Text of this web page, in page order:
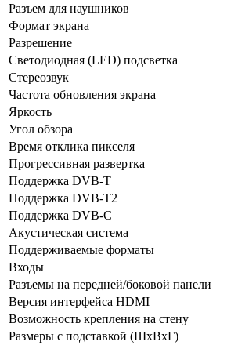
Разъем для наушников
Формат экрана
Разрешение
Светодиодная (LED) подсветка
Стереозвук
Частота обновления экрана
Яркость
Угол обзора
Время отклика пикселя
Прогрессивная развертка
Поддержка DVB-T
Поддержка DVB-T2
Поддержка DVB-C
Акустическая система
Поддерживаемые форматы
Входы
Разъемы на передней/боковой панели
Версия интерфейса HDMI
Возможность крепления на стену
Размеры с подставкой (ШxВxГ)